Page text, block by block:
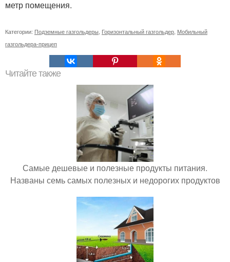
метр помещения.
Категории: Подземные газгольдеры Горизонтальный газгольдер Мобильный
газгольдера-прицеп
Читайте также
Самые дешевые и полезные продукты питания.
Названы семь самых полезных и недорогих продуктов